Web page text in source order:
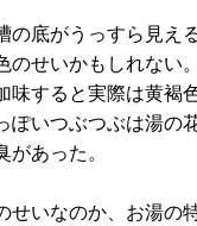
の底がうっすら見え
のせいかもしれない
味すると実際は黄褐
ぽいつぶつぶは湯の
があった。
せいなのか、お湯の